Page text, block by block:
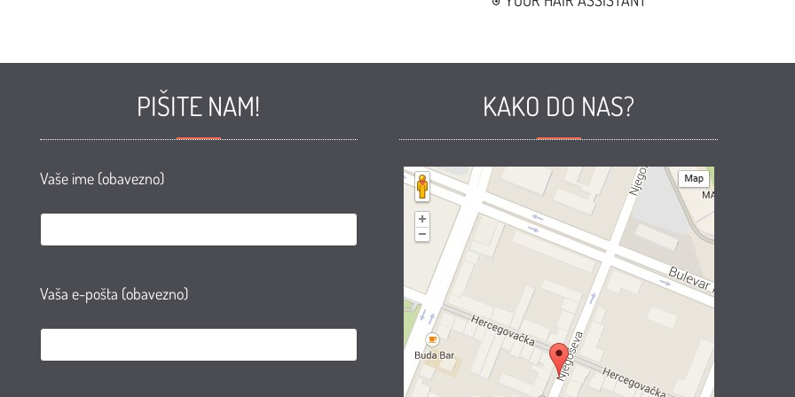
PIŠITE NAM!
Vaše ime (obavezno)
Vaša e-pošta (obavezno)
KAKO DO NAS?